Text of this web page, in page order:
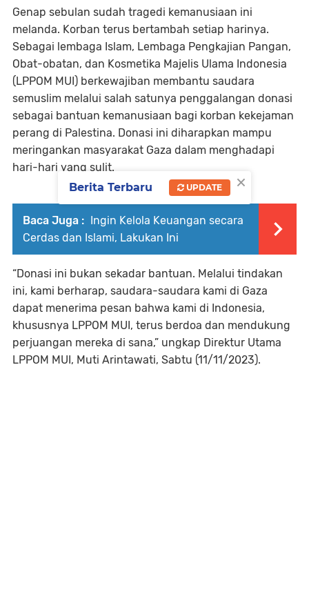
Genap sebulan sudah tragedi kemanusiaan ini
melanda. Korban terus bertambah setiap harinya.
Sebagai lembaga Islam, Lembaga Pengkajian Pangan,
Obat-obatan, dan Kosmetika Majelis Ulama Indonesia
(LPPOM MUI) berkewajiban membantu saudara
semuslim melalui salah satunya penggalangan donasi
sebagai bantuan kemanusiaan bagi korban kekejaman
perang di Palestina. Donasi ini diharapkan mampu
meringankan masyarakat Gaza dalam menghadapi
hari-hari yang sulit.
Baca Juga : Ingin Kelola Keuangan secara
Cerdas dan Islami, Lakukan Ini
“Donasi ini bukan sekadar bantuan. Melalui tindakan
ini, kami berharap, saudara-saudara kami di Gaza
dapat menerima pesan bahwa kami di Indonesia,
khususnya LPPOM MUI, terus berdoa dan mendukung
perjuangan mereka di sana,” ungkap Direktur Utama
LPPOM MUI, Muti Arintawati, Sabtu (11/11/2023).
×
Berita Terbaru UPDATE